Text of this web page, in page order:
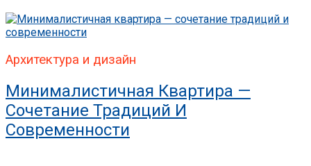
Архитектура и дизайн
Минималистичная Квартира —
Сочетание Традиций И
Современности